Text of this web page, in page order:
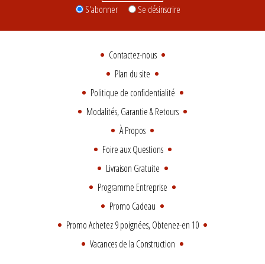
S'abonner Se désinscrire
Contactez-nous
Plan du site
Politique de confidentialité
Modalités, Garantie & Retours
À Propos
Foire aux Questions
Livraison Gratuite
Programme Entreprise
Promo Cadeau
Promo Achetez 9 poignées, Obtenez-en 10
Vacances de la Construction